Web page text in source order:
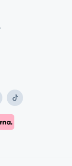
TikTok
Card
Safe Payment Klarna